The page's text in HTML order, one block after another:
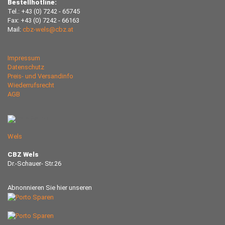
Bestellhotline:
Tel.: +43 (0) 7242 - 65745
Fax: +43 (0) 7242 - 66163
Mail: cbz-wels@cbz.at
Impressum
Datenschutz
Preis- und Versandinfo
Wiederrufsrecht
AGB
Wels
CBZ Wels
Dr.-Schauer- Str.26
Abnonnieren Sie hier unseren